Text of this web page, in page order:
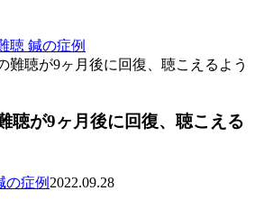
聴 鍼の症例
難聴が9ヶ月後に回復、聴こえるよう
聴が9ヶ月後に回復、聴こえる
の症例 2022.09.28